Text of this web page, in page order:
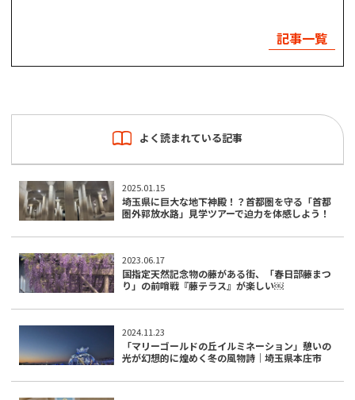
記事一覧
よく読まれている記事
2025.01.15
埼玉県に巨大な地下神殿！？首都圏を守る「首都
圏外郭放水路」見学ツアーで迫力を体感しよう！
2023.06.17
国指定天然記念物の藤がある街、「春日部藤まつ
り」の前哨戦『藤テラス』が楽しい￼
2024.11.23
「マリーゴールドの丘イルミネーション」憩いの
光が幻想的に煌めく冬の風物詩｜埼玉県本庄市